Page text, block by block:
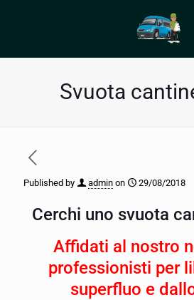
Svuota
Published by admin on 29/08/2018
Cerchi uno svuota
Affidati al nostro
professionisti per
superfluo e